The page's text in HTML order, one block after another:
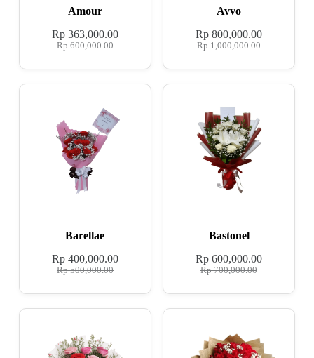
Amour
Rp600,000.00
Rp363,000.00
Avvo
Rp1,000,000.00
Rp 800,000.00
Barellae
Rp500,000.00
Rp400,000.00
Bastonel
Rp700,000.00
Rp 600,000.00